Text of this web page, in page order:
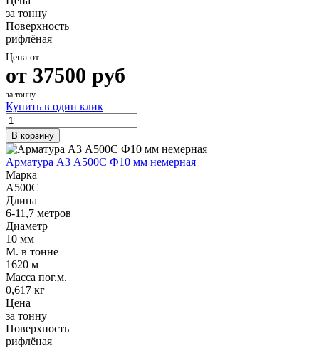
за тонну
Поверхность
рифлёная
Цена от
от 37500 руб
за тонну
Купить в один клик
В корзину
Арматура А3 А500С Ф10 мм немерная
Марка
А500С
Длина
6-11,7 метров
Диаметр
10 мм
М. в тонне
1620 м
Масса пог.м.
0,617 кг
Цена
за тонну
Поверхность
рифлёная